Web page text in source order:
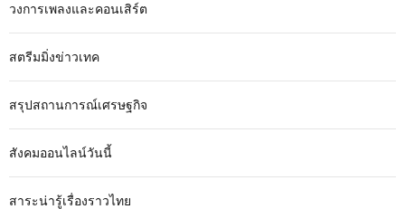
วงการเพลงและคอนเสิร์ต
สตรีมมิ่งข่าวเทค
สรุปสถานการณ์เศรษฐกิจ
สังคมออนไลน์วันนี้
สาระน่ารู้เรื่องราวไทย